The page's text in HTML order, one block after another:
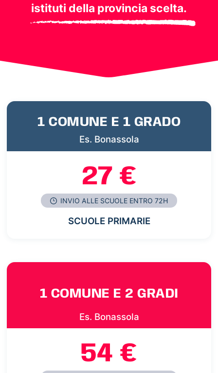
istituti della provincia scelta.
1 COMUNE E 1 GRADO
Es. Bonassola
27 €
INVIO ALLE SCUOLE ENTRO 72H
SCUOLE PRIMARIE
1 COMUNE E 2 GRADI
Es. Bonassola
54 €